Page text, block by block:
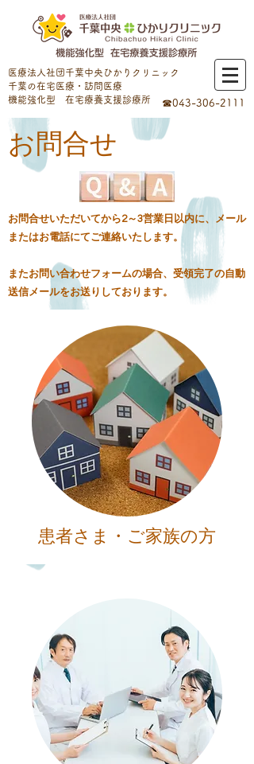
☎043-306-2111
医療法人社団千葉中央ひかりクリニック
千葉の在宅医療・訪問医療
​機能強化型 在宅療養支援診療所
お問合せ
お問合せいただいてから2～3営業日以内に、メール
またはお電話にてご連絡いたします。
​またお問い合わせフォームの場合、受領完了の自動
送信メールをお送りしております。
​患者さま・ご家族の方